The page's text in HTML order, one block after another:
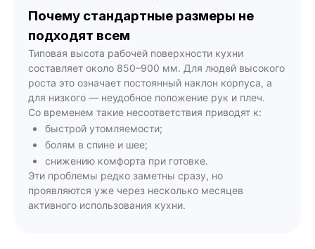
Почему стандартные размеры не
подходят всем
Типовая высота рабочей поверхности кухни
составляет около 850–900 мм. Для людей высокого
роста это означает постоянный наклон корпуса, а
для низкого — неудобное положение рук и плеч.
Со временем такие несоответствия приводят к:
быстрой утомляемости;
болям в спине и шее;
снижению комфорта при готовке.
Эти проблемы редко заметны сразу, но
проявляются уже через несколько месяцев
активного использования кухни.